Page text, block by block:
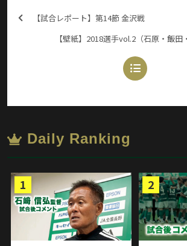
【試合レポート】第14節 金沢戦
【壁紙】2018選手vol.2（石原・飯田
Daily Ranking